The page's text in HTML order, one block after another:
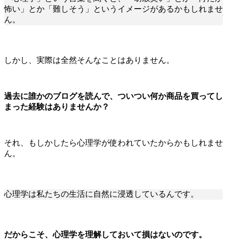
怖い」とか「難しそう」というイメージがあるかもしれませ
ん。
しかし、実際は全然そんなことはありません。
過去に誰かのブログを読んで、ついつい何か商品を買ってし
まった経験はありませんか？
それ、もしかしたら心理学が使われていたからかもしれませ
ん。
心理学は私たちの生活に自然に浸透しているんです。
だからこそ、心理学を理解しておいて損はないのです。